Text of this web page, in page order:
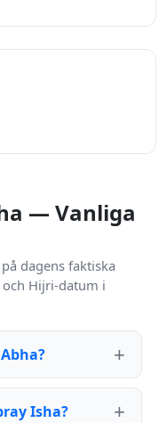
— Vanliga
dagens faktiska
Hijri-datum i
Isha?